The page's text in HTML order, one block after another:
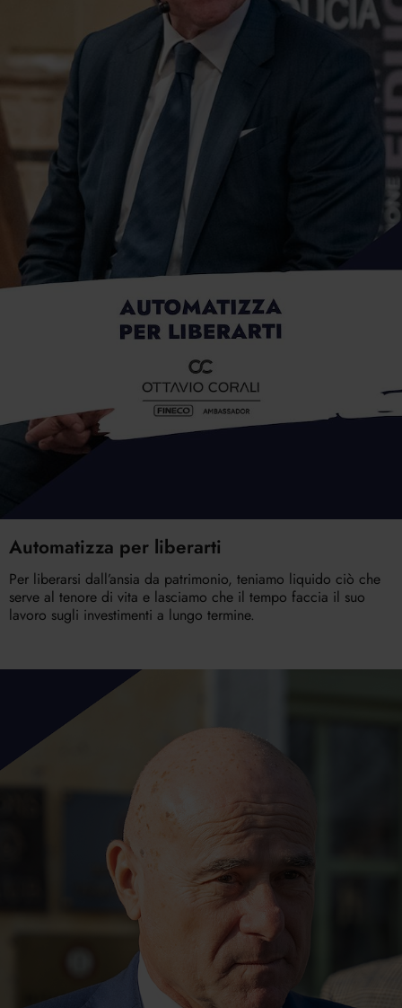
Automatizza per liberarti
Per liberarsi dall’ansia da patrimonio, teniamo liquido ciò che
serve al tenore di vita e lasciamo che il tempo faccia il suo
lavoro sugli investimenti a lungo termine.